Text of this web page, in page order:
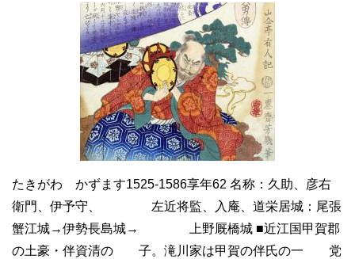
たきがわ かずます1525-1586享年62 名称：久助、彦右
衛門、伊予守、 左近将監、入庵、道栄居城：尾張
蟹江城→伊勢長島城→ 上野厩橋城 ■近江国甲賀郡
の土豪・伴資清の 子。滝川家は甲賀の伴氏の一 党